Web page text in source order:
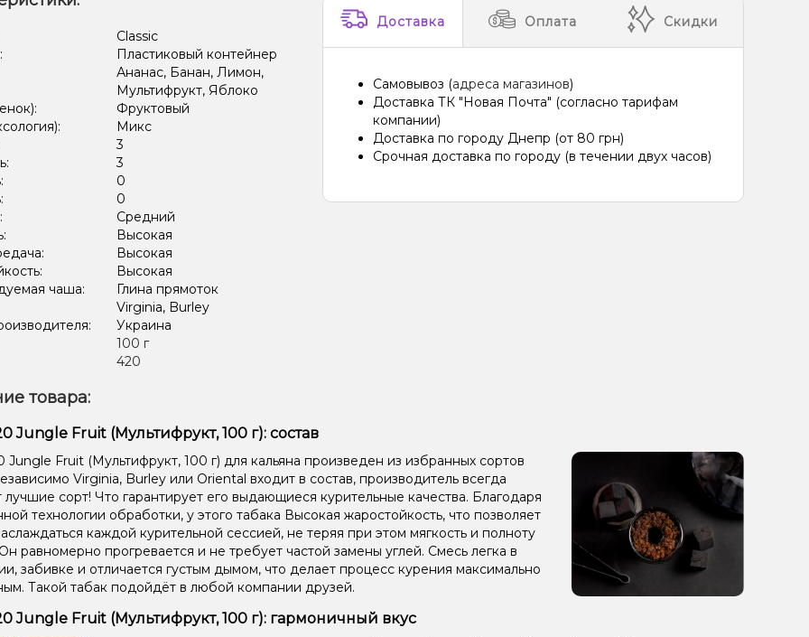
Арбуз, Жвачка (фруктовая), Лёд/Холодок
Арбуз, Клубника, Лёд/Холодок, Малина
Лёд/Холодок, Лемонграсс, Малина, Черника/Голубика
Лёд/Холодок, Черника/Голубика
Грейпфрут, Манго, Помело
Ваниль, Мороженое
Апельсин, Лайм, Ром
Ананас, Йогурт
Маракуйя, Нектарин, Яблоко
Ежевика
Клюква
Конфеты
Апельсин, Лайм, Лёд/Холодок, Малина
Classic
Пластиковый контейнер
Ананас, Банан, Лимон,
Мультифрукт, Яблоко
Фруктовый
Микс
3
3
0
0
Средний
Высокая
Высокая
Высокая
чаша:
Глина прямоток
Virginia, Burley
Украина
100 г
420
Доставка Оплата Скидки
Самовывоз (адреса магазинов)
Доставка ТК "Новая Почта" (согласно тарифам
компании)
Доставка по городу Днепр (от 80 грн)
Срочная доставка по городу (в течении двух часов)
товара:
Jungle Fruit (Мультифрукт, 100 г): состав
Jungle Fruit (Мультифрукт, 100 г) для кальяна произведен из избранных сортов
Virginia, Burley или Oriental входит в состав, производитель всегда
лучшие сорт! Что гарантирует его выдающиеся курительные качества. Благодаря
технологии обработки, у этого табака Высокая жаростойкость, что позволяет
каждой курительной сессией, не теряя при этом мягкость и полноту
равномерно прогревается и не требует частой замены углей. Смесь легка в
забивке и отличается густым дымом, что делает процесс курения максимально
Такой табак подойдёт в любой компании друзей.
Jungle Fruit (Мультифрукт, 100 г): гармоничный вкус